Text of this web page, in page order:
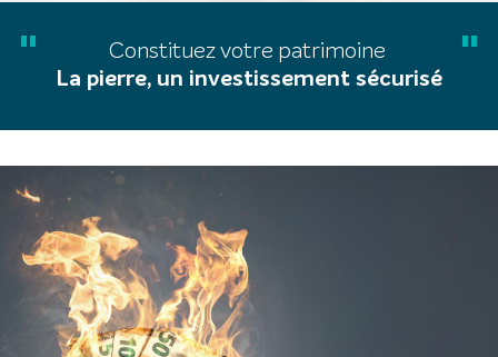
"
Constituez votre patrimoine
La pierre, un investissement sécurisé
"